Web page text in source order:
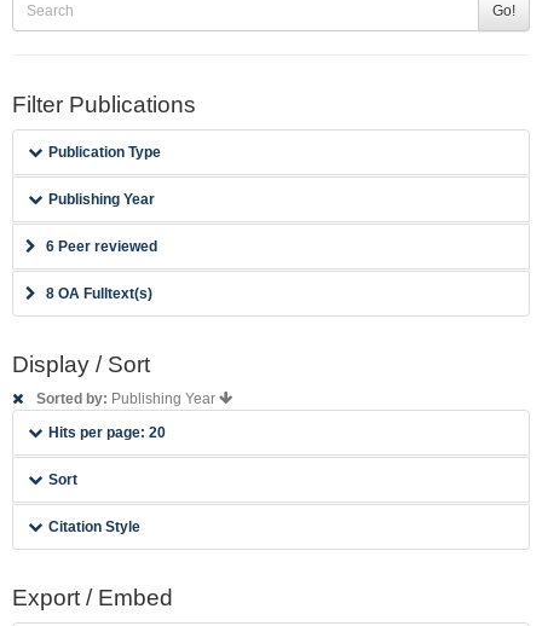
Go!
Filter Publications
Publication Type
Publishing Year
6 Peer reviewed
8 OA Fulltext(s)
Display / Sort
Sorted by: Publishing Year
Hits per page: 20
Sort
Citation Style
Export / Embed